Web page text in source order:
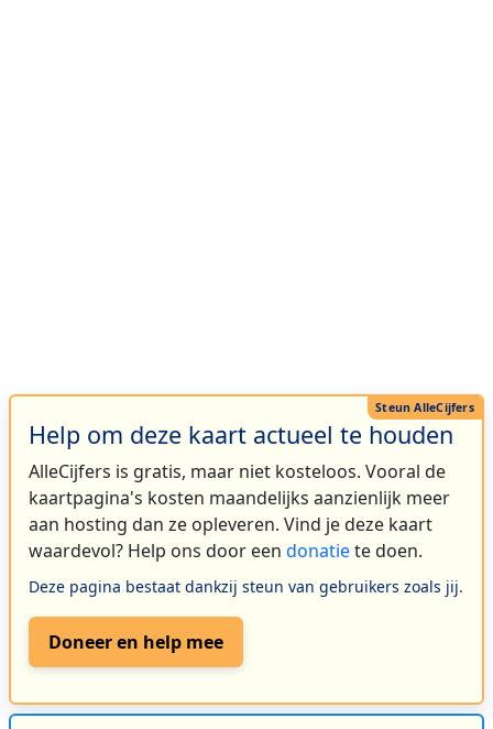
Help om deze kaart actueel te houden
AlleCijfers is gratis, maar niet kosteloos. Vooral de
kaartpagina's kosten maandelijks aanzienlijk meer
aan hosting dan ze opleveren. Vind je deze kaart
waardevol? Help ons door een donatiete doen.
Deze pagina bestaat dankzij steun van gebruikers zoals jij.
Doneer en help mee